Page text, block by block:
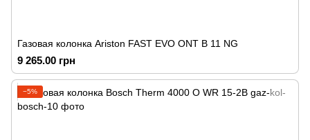
Газовая колонка Ariston FAST EVO ONT B 11 NG
9 265.00 грн
−5%